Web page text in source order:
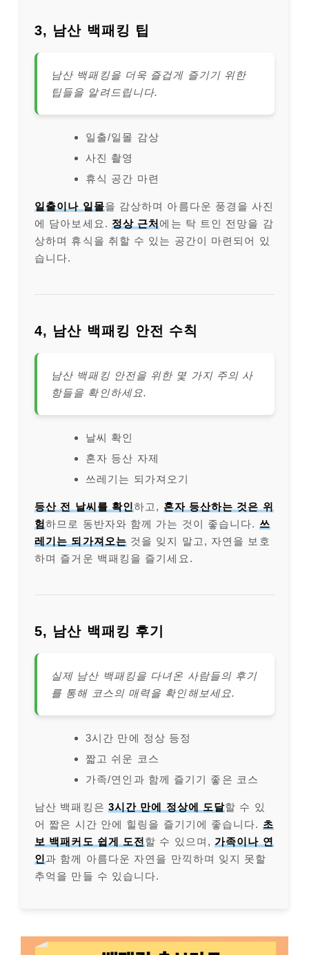
3, 남산 백패킹 팁
남산 백패킹을 더욱 즐겁게 즐기기 위한
팁들을 알려드립니다.
일출/일몰 감상
사진 촬영
휴식 공간 마련
일출이나 일몰을 감상하며 아름다운 풍경을 사진
에 담아보세요. 정상 근처 에는 탁 트인 전망을 감
상하며 휴식을 취할 수 있는 공간이 마련되어 있
습니다.
4, 남산 백패킹 안전 수칙
남산 백패킹 안전을 위한 몇 가지 주의 사
항들을 확인하세요.
날씨 확인
혼자 등산 자제
쓰레기는 되가져오기
등산 전 날씨를 확인하고, 혼자 등산하는 것은 위
험하므로 동반자와 함께 가는 것이 좋습니다. 쓰
레기는 되가져오는 것을 잊지 말고, 자연을 보호
하며 즐거운 백패킹을 즐기세요.
5, 남산 백패킹 후기
실제 남산 백패킹을 다녀온 사람들의 후기
를 통해 코스의 매력을 확인해보세요.
3시간 만에 정상 등정
짧고 쉬운 코스
가족/연인과 함께 즐기기 좋은 코스
남산 백패킹은 3시간 만에 정상에 도달할 수 있
어 짧은 시간 안에 힐링을 즐기기에 좋습니다. 초
보 백패커도 쉽게 도전 할 수 있으며, 가족이나 연
인과 함께 아름다운 자연을 만끽하며 잊지 못할
추억을 만들 수 있습니다.